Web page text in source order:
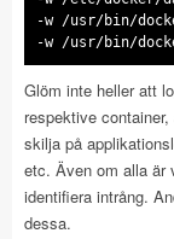
-w /usr/bin/
-w /usr/bin/
Glöm inte heller att
respektive
skilja på
etc. Även om alla är
identifiera intrång.
dessa.